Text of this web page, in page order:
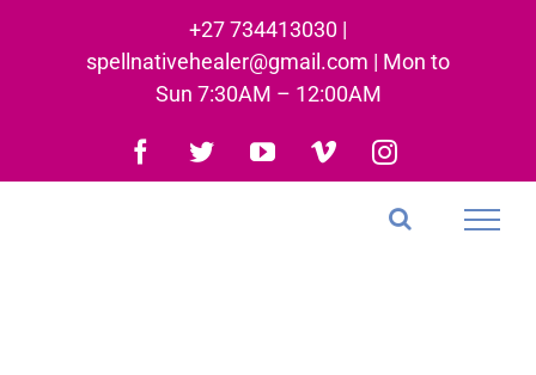
+27 734413030 |
spellnativehealer@gmail.com | Mon to
Sun 7:30AM – 12:00AM
Facebook
TwitterYouTubeVimeoInstagram